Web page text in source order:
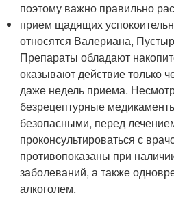
поэтому важно правильно
прием щадящих
относятся Валериана,
Препараты обладают
оказывают действие только
даже недель приема.
безрецептурные
безопасными, перед
проконсультироваться с
противопоказаны при
заболеваний, а также
алкоголем.